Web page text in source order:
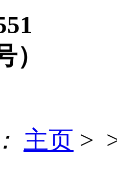
）
主页 >